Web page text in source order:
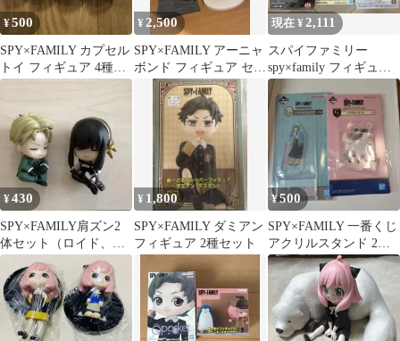
¥500
SPY×FAMILY カプセル
トイ フィギュア 4種セ
ット
¥ 2,500
SPY×FAMILY アーニャ
ボンド フィギュア セッ
現在 ¥ 2,111
スパイファミリー
spy×family フィギュア3
体セット まとめ売り
¥430
SPY×FAMILY肩ズン2
体セット（ロイド、ヨ
ル）
¥ 1,800
SPY×FAMILY ダミアン
フィギュア 2種セット
¥500
SPY×FAMILY 一番くじ
アクリルスタンド 2点
セット